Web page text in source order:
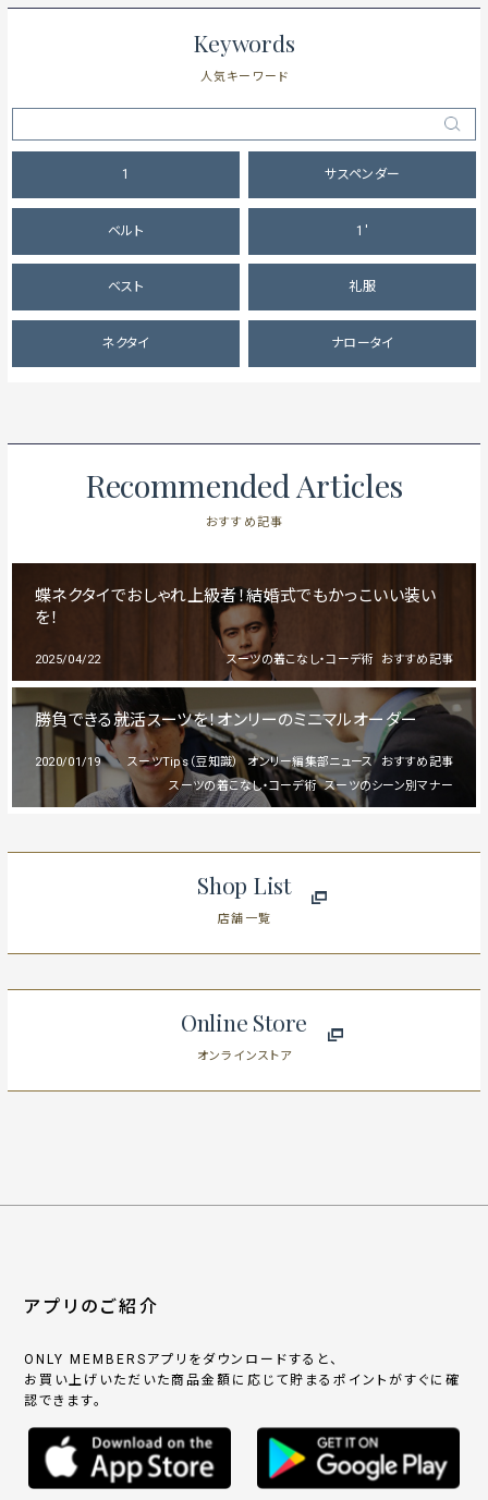
Keywords
人気キーワード
1 サスペンダー
ベルト 1'
ベスト 礼服
ネクタイ ナロータイ
Recommended Articles
おすすめ記事
蝶ネクタイでおしゃれ上級者！結婚式でもかっこいい装い
を！
2025/04/22 おすすめ記事
スーツの着こなし・コーデ術
勝負できる就活スーツを！オンリーのミニマルオーダー
2020/01/19 おすすめ記事
オンリー編集部ニュース
スーツTips（豆知識）
スーツのシーン別マナー
スーツの着こなし・コーデ術
Shop List
店舗一覧
Online Store
オンラインストア
アプリのご紹介
ONLY MEMBERSアプリをダウンロードすると、
お買い上げいただいた商品金額に応じて貯まるポイントがすぐに確
認できます。